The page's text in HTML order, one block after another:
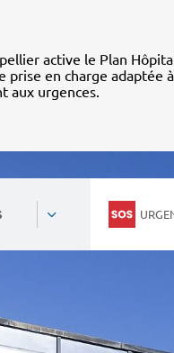
active le Plan
prise en charge adaptée
aux urgences.